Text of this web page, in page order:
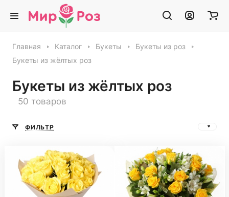
Главная Каталог Букеты
Букеты из роз
Букеты из жёлтых роз
Букеты из жёлтых роз
50 товаров
ФИЛЬТР